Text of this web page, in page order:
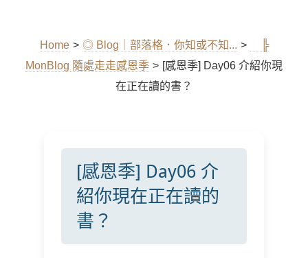
Home > ◎ Blog｜部落格．你知或不知... >
╠
MonBlog 隨處走走感恩季 > [感恩季] Day06 介紹你現
在正在讀的書？
[感恩季] Day06 介
紹你現在正在讀的
書？